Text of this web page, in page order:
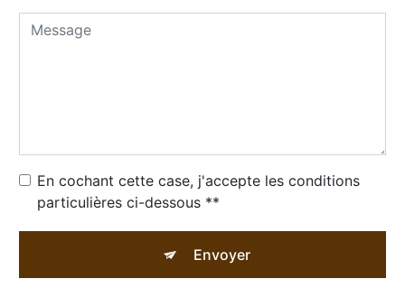
En cochant cette case, j'accepte les conditions
particulières ci-dessous **
Envoyer